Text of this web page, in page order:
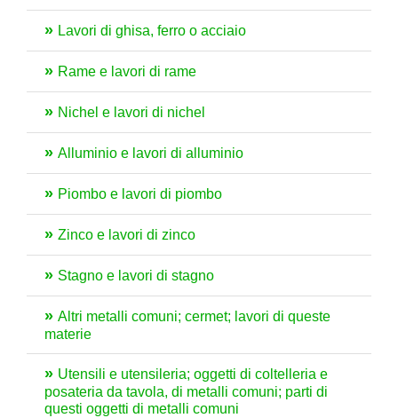
Lavori di ghisa, ferro o acciaio
Rame e lavori di rame
Nichel e lavori di nichel
Alluminio e lavori di alluminio
Piombo e lavori di piombo
Zinco e lavori di zinco
Stagno e lavori di stagno
Altri metalli comuni; cermet; lavori di queste
materie
Utensili e utensileria; oggetti di coltelleria e
posateria da tavola, di metalli comuni; parti di
questi oggetti di metalli comuni